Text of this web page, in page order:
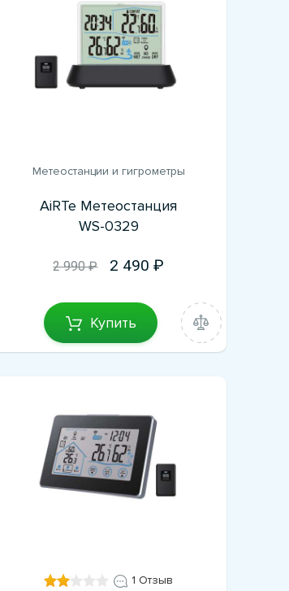
Метеостанции и гигрометры
AiRTe Метеостанция
WS-0329
2 990 ₽ 2 490
Купить
1 Отзыв